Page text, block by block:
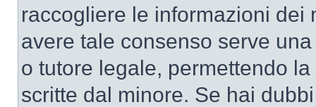
raccogliere le informazioni dei
avere tale consenso serve
o tutore legale, permettendo
scritte dal minore. Se hai